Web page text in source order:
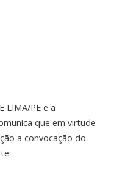
LIMA/PE e a
que em virtude
a convocação do